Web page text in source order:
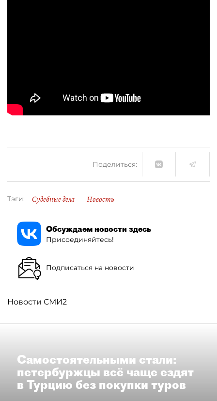
Поделиться:
Тэги: Судебные дела Новость
Обсуждаем новости здесь
Присоединяйтесь!
Подписаться на новости
Новости СМИ2
Самостоятельными стали:
петербуржцы всё чаще ездят
в Турцию без покупки туров